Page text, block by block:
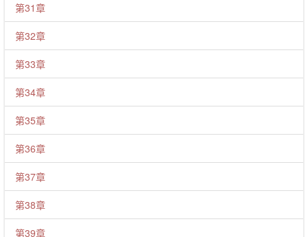
第31章
第32章
第33章
第34章
第35章
第36章
第37章
第38章
第39章